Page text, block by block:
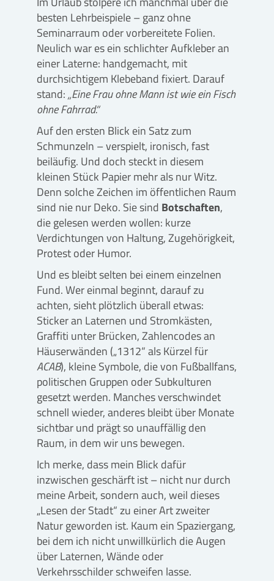
besten Lehrbeispiele – ganz ohne
Seminarraum oder vorbereitete Folien.
Neulich war es ein schlichter Aufkleber an
einer Laterne: handgemacht, mit
durchsichtigem Klebeband fixiert. Darauf
stand:„Eine Frau ohne Mann ist wie ein Fisch
ohne Fahrrad.“
Auf den ersten Blick ein Satz zum
Schmunzeln – verspielt, ironisch, fast
beiläufig. Und doch steckt in diesem
kleinen Stück Papier mehr als nur Witz.
Denn solche Zeichen im öffentlichen Raum
sind nie nur Deko. Sie sind Botschaften,
die gelesen werden wollen: kurze
Verdichtungen von Haltung, Zugehörigkeit,
Protest oder Humor.
Und es bleibt selten bei einem einzelnen
Fund. Wer einmal beginnt, darauf zu
achten, sieht plötzlich überall etwas:
Sticker an Laternen und Stromkästen,
Graffiti unter Brücken, Zahlencodes an
Häuserwänden („1312“ als Kürzel für
ACAB), kleine Symbole, die von Fußballfans,
politischen Gruppen oder Subkulturen
gesetzt werden. Manches verschwindet
schnell wieder, anderes bleibt über Monate
sichtbar und prägt so unauffällig den
Raum, in dem wir uns bewegen.
Ich merke, dass mein Blick dafür
inzwischen geschärft ist – nicht nur durch
meine Arbeit, sondern auch, weil dieses
„Lesen der Stadt“ zu einer Art zweiter
Natur geworden ist. Kaum ein Spaziergang,
bei dem ich nicht unwillkürlich die Augen
über Laternen, Wände oder
Verkehrsschilder schweifen lasse.